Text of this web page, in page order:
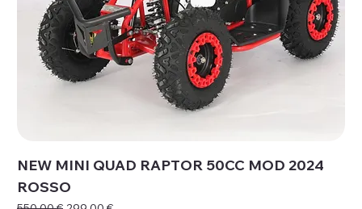
NEW MINI QUAD RAPTOR 50CC MOD 2024
ROSSO